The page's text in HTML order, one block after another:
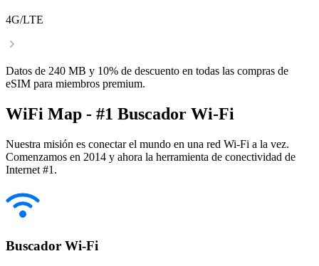
4G/LTE
Datos de 240 MB y 10% de descuento en todas las compras de
eSIM para miembros premium.
WiFi Map - #1 Buscador Wi-Fi
Nuestra misión es conectar el mundo en una red Wi-Fi a la vez.
Comenzamos en 2014 y ahora la herramienta de conectividad de
Internet #1.
Buscador Wi-Fi